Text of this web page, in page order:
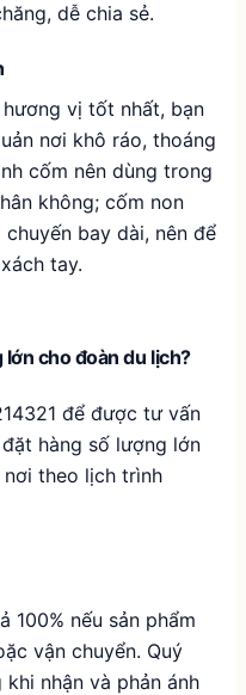
dễ chia sẻ.
vị tốt nhất, bạn
nơi khô ráo, thoáng
cốm nên dùng trong
không; cốm non
bay dài, nên để
tay.
cho đoàn du lịch?
để được tư vấn
hàng số lượng lớn
theo lịch trình
100% nếu sản phẩm
vận chuyển. Quý
nhận và phản ánh